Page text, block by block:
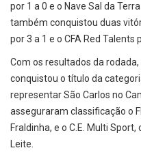
por 1 a 0 e o Nave Sal da
também conquistou duas
por 3 a 1 e o CFA Red Talents
Com os resultados da
conquistou o título da
representar São Carlos no
asseguraram classificação o
Fraldinha, e o C.E. Multi
Leite.